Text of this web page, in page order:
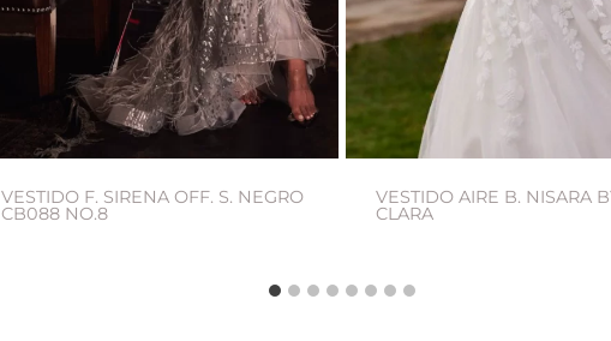
VESTIDO F. SIRENA OFF. S. NEGRO
CB088 NO.8
VESTIDO AIRE B. NISARA
CLARA